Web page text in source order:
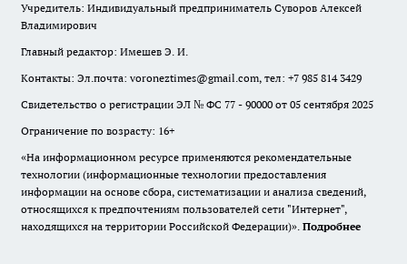
Учредитель: Индивидуальный предприниматель Суворов Алексей
Владимирович
Главный редактор: Имешев Э. И.
Контакты: Эл.почта: voroneztimes@gmail.com, тел: +7 985 814 3429
Свидетельство о регистрации ЭЛ № ФС 77 - 90000 от 05 сентября 2025
Ограничение по возрасту: 16+
«На информационном ресурсе применяются рекомендательные
технологии (информационные технологии предоставления
информации на основе сбора, систематизации и анализа сведений,
относящихся к предпочтениям пользователей сети "Интернет",
находящихся на территории Российской Федерации)». Подробнее